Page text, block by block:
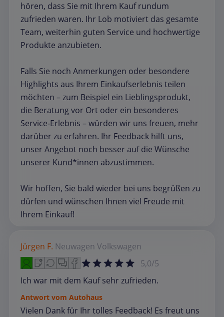
hören, dass Sie mit Ihrem Kauf rundum
zufrieden waren. Ihr Lob motiviert das gesamte
Team, weiterhin guten Service und hochwertige
Produkte anzubieten.
Falls Sie noch Anmerkungen oder besondere
Highlights aus Ihrem Einkaufserlebnis teilen
möchten – zum Beispiel ein Lieblingsprodukt,
die Beratung vor Ort oder ein besonderes
Service‑Erlebnis – würden wir uns freuen, mehr
darüber zu erfahren. Ihr Feedback hilft uns,
unser Angebot noch besser auf die Wünsche
unserer Kund*innen abzustimmen.
Wir hoffen, Sie bald wieder bei uns begrüßen zu
dürfen und wünschen Ihnen viel Freude mit
Ihrem Einkauf!
Jürgen F. Neuwagen Volkswagen
5,0/5
Ich war mit dem Kauf sehr zufrieden.
Antwort vom Autohaus
Vielen Dank für Ihr tolles Feedback! Es freut uns